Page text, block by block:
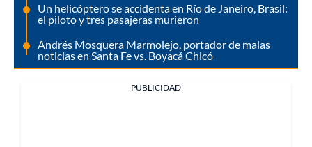
Un helicóptero se accidenta en Río de Janeiro, Brasil:
el piloto y tres pasajeras murieron
Andrés Mosquera Marmolejo, portador de malas
noticias en Santa Fe vs. Boyacá Chicó
PUBLICIDAD